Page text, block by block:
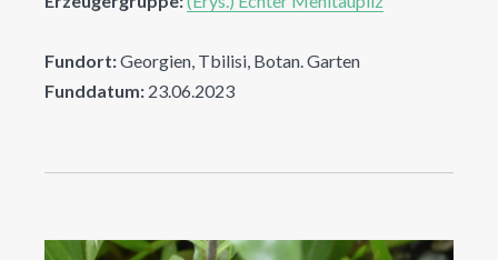
Fundort:Georgien, Tbilisi, Botan. Garten
Funddatum: 23.06.2023